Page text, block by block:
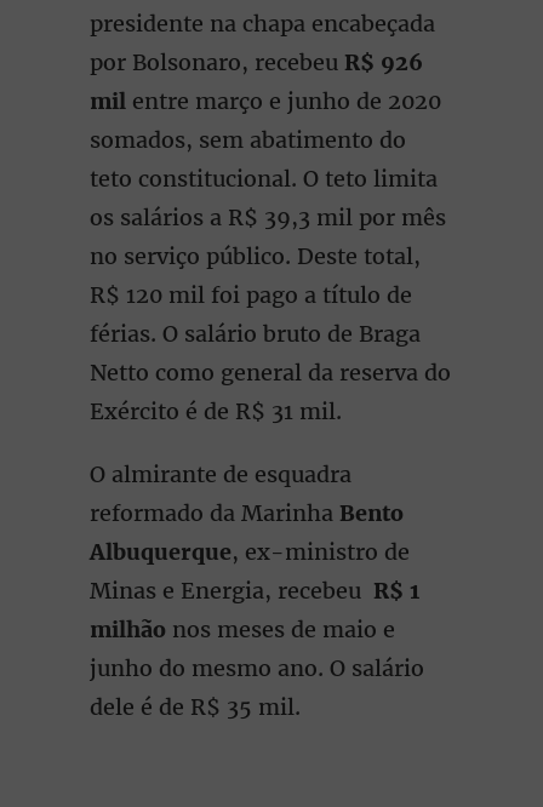
presidente na chapa encabeçada
por Bolsonaro, recebeu R$ 926
mil entre março e junho de 2020
somados, sem abatimento do
teto constitucional. O teto limita
os salários a R$ 39,3 mil por mês
no serviço público. Deste total,
R$ 120 mil foi pago a título de
férias. O salário bruto de Braga
Netto como general da reserva do
Exército é de R$ 31 mil.
O almirante de esquadra
reformado da Marinha Bento
Albuquerque, ex-ministro de
Minas e Energia, recebeu R$ 1
milhão nos meses de maio e
junho do mesmo ano. O salário
dele é de R$ 35 mil.